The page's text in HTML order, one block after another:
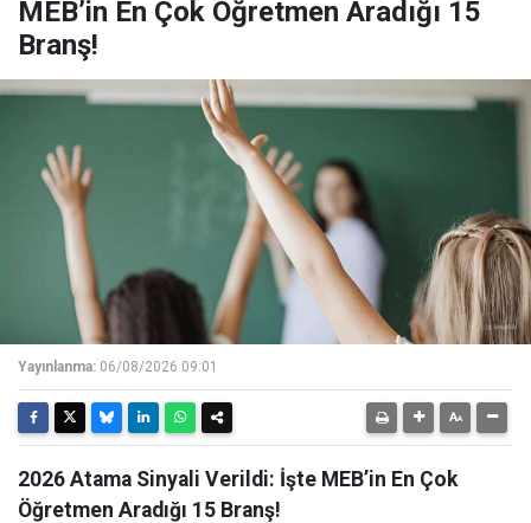
MEB’in En Çok Öğretmen Aradığı 15
Branş!
Yayınlanma: 06/08/2026 09:01
2026 Atama Sinyali Verildi: İşte MEB’in En Çok
Öğretmen Aradığı 15 Branş!